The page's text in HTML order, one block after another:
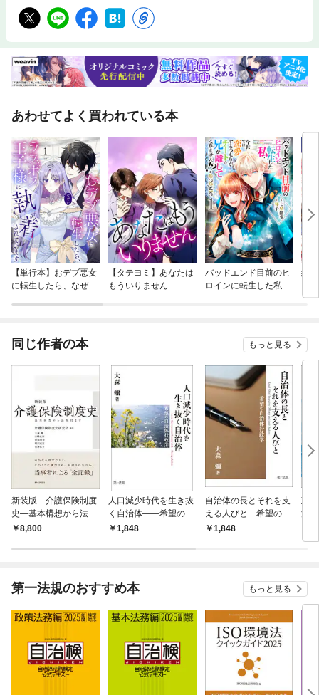
あわせてよく買われている本
【単行本】おデブ悪女
に転生したら、なぜか
【タテヨミ】あなたは
もういりません
バッドエンド目前のヒ
ロインに転生した私、
結
同じ作者の本 もっと見る
新装版 介護保険制度
史―基本構想から法施
行まで
8,800
人口減少時代を生き抜
く自治体――希望の自
治体行政学
1,848
自治体の長とそれを支
える人びと 希望の自
治体行政学
1,848
政
流
第一法規のおすすめ本 もっと見る